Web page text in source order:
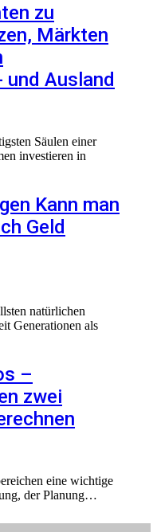
zu
Märkten
und Ausland
Säulen einer
investieren in
Kann man
Geld
natürlichen
Generationen als
–
zwei
eine wichtige
der Planung…